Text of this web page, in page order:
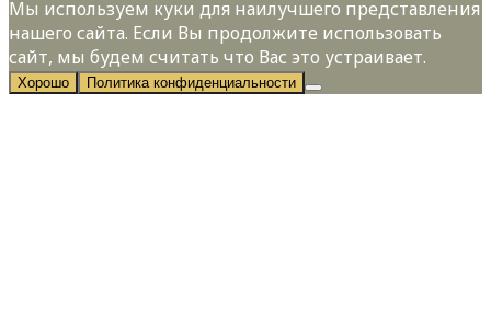
Мы используем куки для наилучшего представления
нашего сайта. Если Вы продолжите использовать
сайт, мы будем считать что Вас это устраивает.
Хорошо Политика конфиденциальности